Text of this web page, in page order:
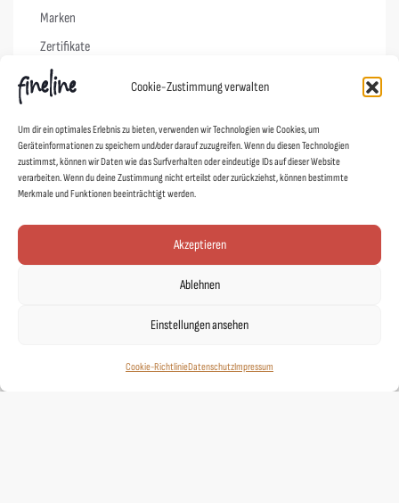
Cookie-Zustimmung verwalten
Um dir ein optimales Erlebnis zu bieten, verwenden wir Technologien wie Cookies, um
Geräteinformationen zu speichern und/oder darauf zuzugreifen. Wenn du diesen Technologien
zustimmst, können wir Daten wie das Surfverhalten oder eindeutige IDs auf dieser Website
verarbeiten. Wenn du deine Zustimmung nicht erteilst oder zurückziehst, können bestimmte
Merkmale und Funktionen beeinträchtigt werden.
Akzeptieren
Ablehnen
Einstellungen ansehen
Cookie-RichtlinieDatenschutzImpressum
Marken
Zertifikate
Info
Vertrag widerrufen
FAQs
Pflegehinweise
Versand & Lieferung
Cookie-Richtlinie (EU)